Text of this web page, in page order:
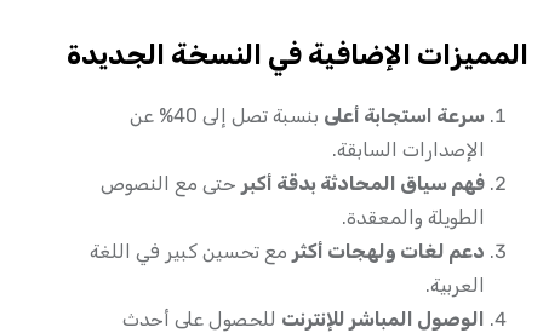
المميزات الإضافية في النسخة الجديدة
سرعة استجابة أعلى
بنسبة تصل إلى 40% عن
الإصدارات السابقة.
فهم سياق المحادثة بدقة أكبر حتى مع النصوص
الطويلة والمعقدة.
دعم لغات ولهجات أكثر مع تحسين كبير في اللغة
العربية.
الوصول المباشر للإنترنت للحصول على أحدث